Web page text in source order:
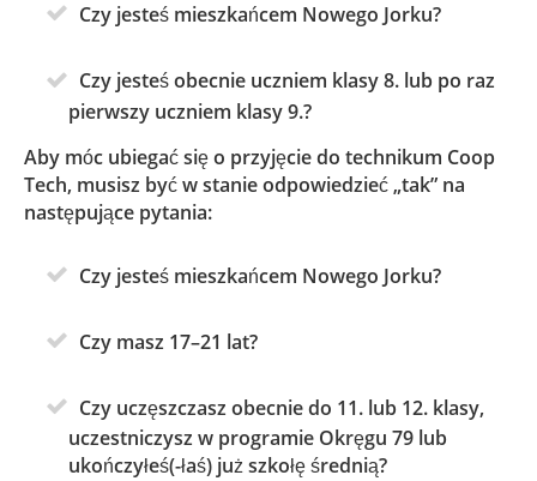
Czy jesteś mieszkańcem Nowego Jorku?
Czy jesteś obecnie uczniem klasy 8. lub po raz
pierwszy uczniem klasy 9.?
Aby móc ubiegać się o przyjęcie do technikum Coop
Tech, musisz być w stanie odpowiedzieć „tak” na
następujące pytania:
Czy jesteś mieszkańcem Nowego Jorku?
Czy masz 17–21 lat?
Czy uczęszczasz obecnie do 11. lub 12. klasy,
uczestniczysz w programie Okręgu 79 lub
ukończyłeś(-łaś) już szkołę średnią?